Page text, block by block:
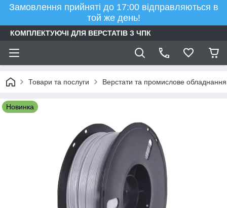
Замовлення прийняті до 17:00 відправляються в
той же день!
КОМПЛЕКТУЮЧІ ДЛЯ ВЕРСТАТІВ З ЧПК
Товари та послуги Верстати та промислове обладнання
Новинка